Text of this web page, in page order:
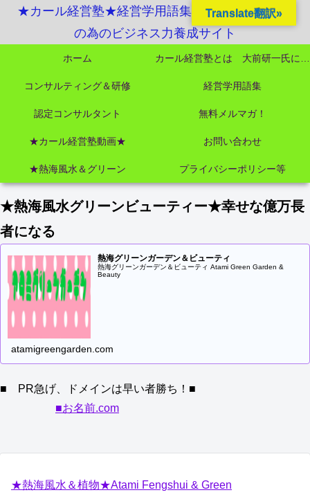
★カール経営塾★経営学用語集起業独立成功MBA
の為のビジネス力養成サイト
ホーム
コンサルティング＆研修 経営学用語集
認定コンサルタント 無料メルマガ！
★カール経営塾動画★ お問い合わせ
★熱海風水＆グリーン プライバシーポリシー等
★熱海風水グリーンビューティー★幸せな億万長
者になる
熱海グリーンガーデン＆ビューティ
熱海グリーンガーデン＆ビューティ Atami Green Garden &
Beauty
atamigreengarden.com
■ PR急げ、ドメインは早い者勝ち！■
■お名前.com
★熱海風水＆植物★Atami Fengshui & Green
Translate翻訳»